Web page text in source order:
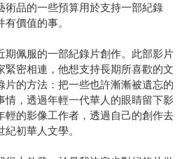
術品的一些預算用於支持一部紀錄
價值的事。
期佩服的一部紀錄片創作。此部影片
緊密相連，他想支持長期所喜歡的文
片的方法：把一些也許漸漸被遺忘的
情，透過年輕一代華人的眼睛留下影
輕的影像工作者，透過自己的創作去
初華人文學。